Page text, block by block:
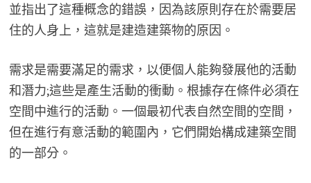
並指出了這種概念的錯誤，因為該原則存在於需要居
住的人身上，這就是建造建築物的原因。
需求是需要滿足的需求，以便個人能夠發展他的活動
和潛力;這些是產生活動的衝動。根據存在條件必須在
空間中進行的活動。一個最初代表自然空間的空間，
但在進行有意活動的範圍內，它們開始構成建築空間
的一部分。